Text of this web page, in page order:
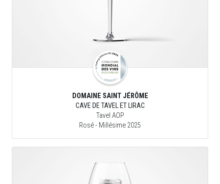
DOMAINE SAINT JÉRÔME
CAVE DE TAVEL ET LIRAC
Tavel AOP
Rosé- Millésime 2025